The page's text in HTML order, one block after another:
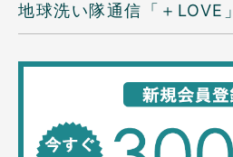
地球洗い隊通信「＋LOVE」